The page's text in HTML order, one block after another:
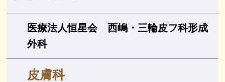
医療法人恒星会 西嶋・三輪皮フ科形成
外科
皮膚科